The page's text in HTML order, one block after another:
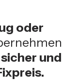
oder
und